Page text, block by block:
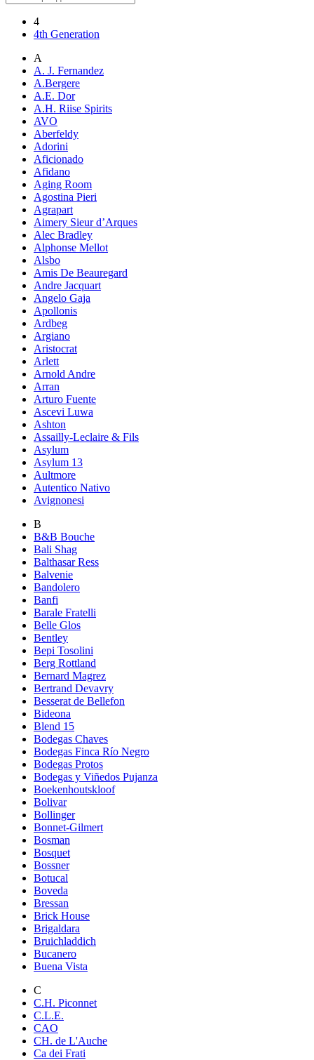
4
4th Generation
A
A. J. Fernandez
A.Bergere
A.E. Dor
A.H. Riise Spirits
AVO
Aberfeldy
Adorini
Aficionado
Afidano
Aging Room
Agostina Pieri
Agrapart
Aimery Sieur d’Arques
Alec Bradley
Alphonse Mellot
Alsbo
Amis De Beauregard
Andre Jacquart
Angelo Gaja
Apollonis
Ardbeg
Argiano
Aristocrat
Arlett
Arnold Andre
Arran
Arturo Fuente
Ascevi Luwa
Ashton
Assailly-Leclaire & Fils
Asylum
Asylum 13
Aultmore
Autentico Nativo
Avignonesi
B
B&B Bouche
Bali Shag
Balthasar Ress
Balvenie
Bandolero
Banfi
Barale Fratelli
Belle Glos
Bentley
Bepi Tosolini
Berg Rottland
Bernard Magrez
Bertrand Devavry
Besserat de Bellefon
Bideona
Blend 15
Bodegas Chaves
Bodegas Finca Río Negro
Bodegas Protos
Bodegas y Viñedos Pujanza
Boekenhoutskloof
Bolivar
Bollinger
Bonnet-Gilmert
Bosman
Bosquet
Bossner
Botucal
Boveda
Bressan
Brick House
Brigaldara
Bruichladdich
Bucanero
Buena Vista
C
C.H. Piconnet
C.L.E.
CAO
CH. de L'Auche
Ca dei Frati